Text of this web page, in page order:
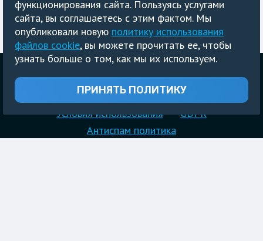
Главная
Блог
Политика конфиденциальности
Условия использования
GDPR
Антиспам политика
функционирования сайта. Пользуясь услугами
сайта, вы соглашаетесь с этим фактом. Мы
опубликовали новую политику использования
файлов cookie, вы можете прочитать ее, чтобы
узнать больше о том, как мы их используем.
ПРИНЯТЬ ПОЛИТИКУ